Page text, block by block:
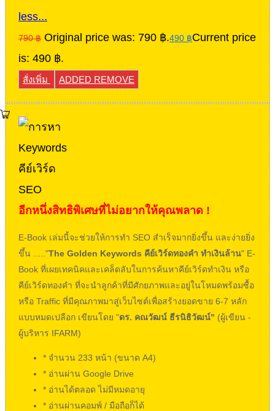
less...
790฿ Original price was: 790 ฿.490 ฿Current price
is: 490 ฿.
สั่งเพิ่ม ADDED REMOVE
อีกหนึ่งสิทธิพิเศษที่ไม่อยากให้คุณพลาด !
E-Book เล่มนี้จะช่วยให้การทำ SEO สำเร็จมากยิ่งขึ้น และง่ายยิ่ง
ขึ้น ....."The Golden Keywords คีย์เวิร์ดทองคำ ทำเงินล้าน" E-
Book ที่เผยเทคนิคและเคล็ดลับในการค้นหาคีย์เวิร์ดทำเงิน หรือ
คีย์เวิร์ดทองคำ ที่จะนำลูกค้าที่มีศักยภาพและอยู่ในโหมดพร้อมซื้อ
หรือ Traffic ที่มีคุณภาพมาสู่เว็บไซต์เพื่อสร้างยอดขาย 6-7 หลัก
แบบหมดเปลือก เขียนโดย "ดร. คณวัฒน์ ธีรนิธิวัฒน์" (ผู้เขียน -
ผู้บริหาร IFARM)
* จำนวน 233 หน้า (ขนาด A4)
* อ่านผ่าน Google Drive
* อ่านได้ตลอด ไม่มีหมดอายุ
* อ่านผ่านคอมพ์ / มือถือก็ได้